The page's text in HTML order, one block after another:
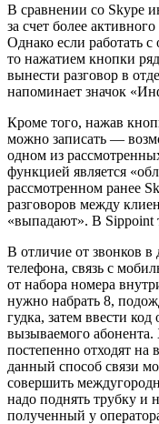
В сравнении со Skype
за счет более
Однако если работать
то нажатием кнопки
вынести разговор в
напоминает значок
Кроме того, нажав
можно записать —
одном из
функцией является
рассмотренном ранее
разговоров между
«выпадают». В
В отличие от звонков в
телефона, связь с
от набора номера
нужно набрать 8,
гудка, затем ввести
вызываемого
постепенно отходят на
данный способ связи
совершить
надо поднять трубку и
полученный у